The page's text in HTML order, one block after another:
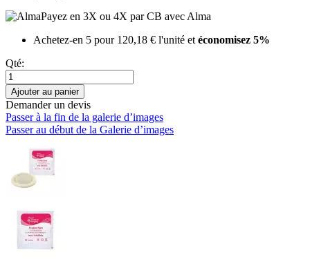
Payez en 3X ou 4X par CB avec Alma
Achetez-en 5 pour 120,18 € l'unité et économisez 5%
Qté:
Ajouter au panier
Demander un devis
Passer à la fin de la galerie d’images
Passer au début de la Galerie d’images